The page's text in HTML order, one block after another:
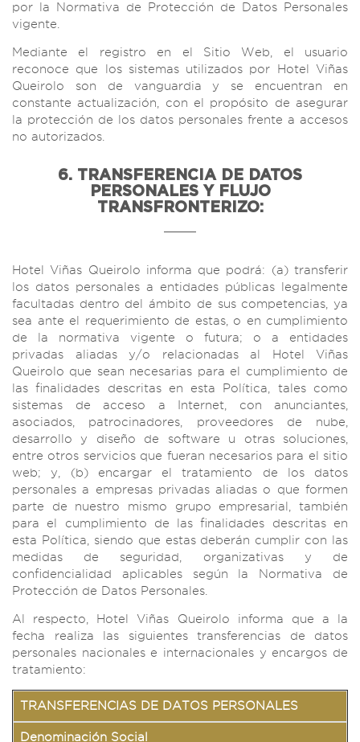
por la Normativa de Protección de Datos Personales
vigente.
Mediante el registro en el Sitio Web, el usuario
reconoce que los sistemas utilizados por Hotel Viñas
Queirolo son de vanguardia y se encuentran en
constante actualización, con el propósito de asegurar
la protección de los datos personales frente a accesos
no autorizados.
6. TRANSFERENCIA DE DATOS
PERSONALES Y FLUJO
TRANSFRONTERIZO:
Hotel Viñas Queirolo informa que podrá: (a) transferir
los datos personales a entidades públicas legalmente
facultadas dentro del ámbito de sus competencias, ya
sea ante el requerimiento de estas, o en cumplimiento
de la normativa vigente o futura; o a entidades
privadas aliadas y/o relacionadas al Hotel Viñas
Queirolo que sean necesarias para el cumplimiento de
las finalidades descritas en esta Política, tales como
sistemas de acceso a Internet, con anunciantes,
asociados, patrocinadores, proveedores de nube,
desarrollo y diseño de software u otras soluciones,
entre otros servicios que fueran necesarios para el sitio
web; y, (b) encargar el tratamiento de los datos
personales a empresas privadas aliadas o que formen
parte de nuestro mismo grupo empresarial, también
para el cumplimiento de las finalidades descritas en
esta Política, siendo que estas deberán cumplir con las
medidas de seguridad, organizativas y de
confidencialidad aplicables según la Normativa de
Protección de Datos Personales.
Al respecto, Hotel Viñas Queirolo informa que a la
fecha realiza las siguientes transferencias de datos
personales nacionales e internacionales y encargos de
tratamiento:
TRANSFERENCIAS DE DATOS PERSONALES
Denominación Social